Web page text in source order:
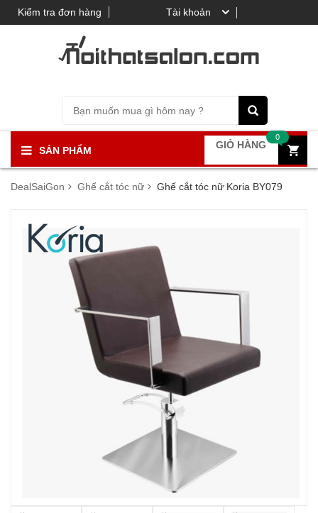
Tài khoản
Kiểm tra đơn hàng
SẢN PHẨM GIỎ HÀNG
0
DealSaiGon Ghế cắt tóc nữ Ghế cắt tóc nữ Koria BY079